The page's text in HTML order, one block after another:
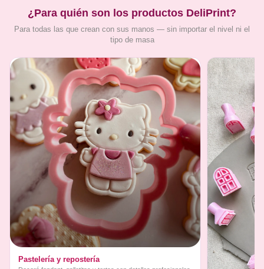
¿Para quién son los productos DeliPrint?
Para todas las que crean con sus manos — sin importar el nivel ni el
tipo de masa
Pastelería y repostería